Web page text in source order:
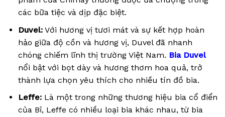
các bữa tiệc và dịp đặc biệt.
Duvel:Với hương vị tươi mát và sự kết hợp hoàn
hảo giữa độ cồn và hương vị, Duvel đã nhanh
chóng chiếm lĩnh thị trường Việt Nam. Bia Duvel
nổi bật với bọt dày và hương thơm hoa quả, trở
thành lựa chọn yêu thích cho nhiều tín đồ bia.
Leffe:Là một trong những thương hiệu bia cổ điển
của Bỉ, Leffe có nhiều loại bia khác nhau, từ bia